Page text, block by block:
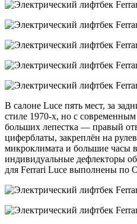
В салоне Luce пять мест, за
стиле 1970-х, но с
больших лепестка — правый
циферблаты, закреплён на
микроклимата и большие часы
индивидуальные дефлекторы
для Ferrari Luce выполнены по